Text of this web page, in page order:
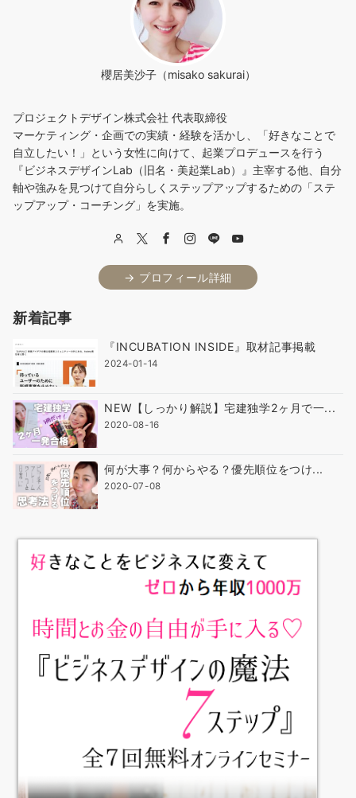
櫻居美沙子（misako sakurai）
プロジェクトデザイン株式会社 代表取締役
マーケティング・企画での実績・経験を活かし、「好きなことで
自立したい！」という女性に向けて、起業プロデュースを行う
『ビジネスデザインLab（旧名・美起業Lab）』主宰する他、自分
軸や強みを見つけて自分らしくステップアップするための「ステ
ップアップ・コーチング」を実施。
→ プロフィール詳細
新着記事
『INCUBATION INSIDE』取材記事掲載
2024-01-14
NEW【しっかり解説】宅建独学2ヶ月で一...
2020-08-16
何が大事？何からやる？優先順位をつけ...
2020-07-08